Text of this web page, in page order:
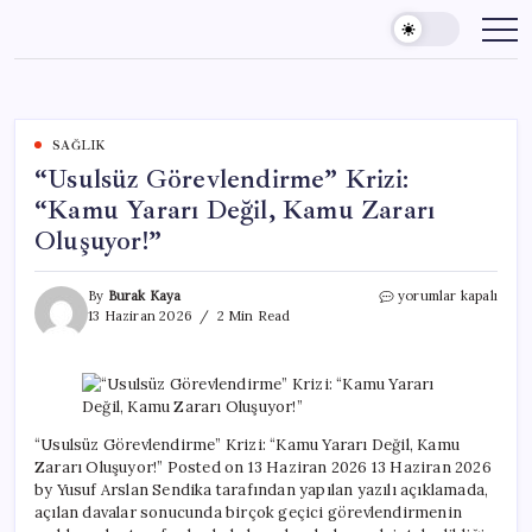
content
SAĞLIK
“Usulsüz Görevlendirme” Krizi:
“Kamu Yararı Değil, Kamu Zararı
Oluşuyor!”
By Burak Kaya
13 Haziran 2026
2 Min Read
“Usulsüz
Yararı
Değil,
Zararı
Oluşuyor!”
için
yorumlar kapalı
“Usulsüz Görevlendirme” Krizi: “Kamu Yararı Değil, Kamu
Zararı Oluşuyor!” Posted on 13 Haziran 2026 13 Haziran 2026
by Yusuf Arslan Sendika tarafından yapılan yazılı açıklamada,
açılan davalar sonucunda birçok geçici görevlendirmenin